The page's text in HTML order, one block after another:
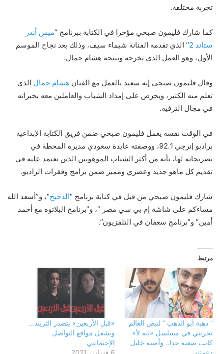
تجربة مختلفة.
كما شارك فليمون صبحي مؤخرا في الكتابة ببرنامج “ميس أندر
ستاند 2
” الذي تقدمه الفنانة شيماء سيف، وذلك بعد نجاح الموسم
الأول، وهو العمل الذي يخرجه وينتجه هشام جمال.
وقال فليمون صبحي إنه سعيد بالعمل مع الفنان هشام جمال الذي
تعلم منه الكثير، ويحرص على إمداد الشباب والعاملين معه بخبراته
في مجال الترفيه.
في الوقت نفسه يعمل فليمون صبحي ضمن فريق الكتابة الإبداعية
براديو إنرجي 92.1، ووصفته عايدة سعودي مديرة المحطة في
تصريحاته لها، بأنه من أكثر الشباب الموهوبين الذين تعتمد عليه في
تقديم كل ماهو جديد وعصري ومميز ضمن برامج وفقرات الراديو.
شارك فليمون صبحي من قبل في كتابة برنامج “الدحيح“، و”أسعد الله
مساءكم على شاشة إم بي سي مصر “، و”برنامج البلاتوه مع أحمد
أمين” و”برنامج سعفان في التلفزيون”.
مرتبط
” دهبة أبو الدهب ” لنبض العالم
تجربتي في مسلسل «ليه لأ»
كانت صعبة جدا.. وأمينة خليل
دعمتني
«قبل الأربعين» يتصدر التريند…
ويشعل مواقع التواصل
الإجتماعي
6 فبراير، 2021